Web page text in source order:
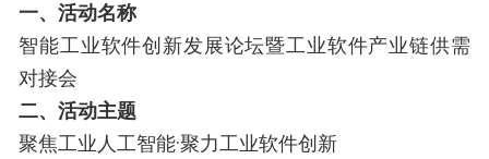
一、活动名称
智能工业软件创新发展论坛暨工业软件产业链供需
对接会
二、活动主题
聚焦工业人工智能·聚力工业软件创新